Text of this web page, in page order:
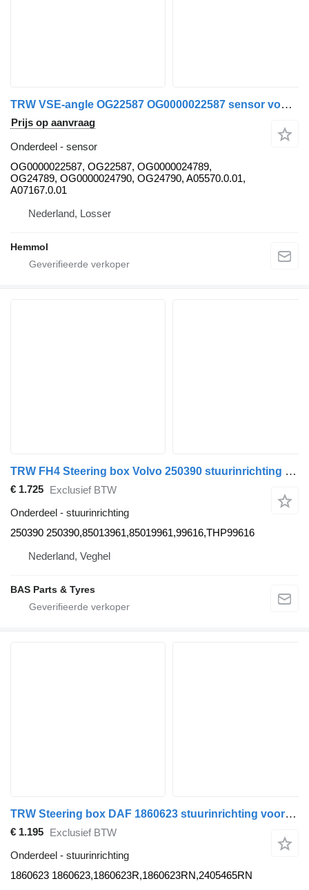
TRW VSE-angle OG22587 OG0000022587 sensor voor GINAF vrachtwagen
Prijs op aanvraag
Onderdeel - sensor
OG0000022587, OG22587, OG0000024789,
OG24789, OG0000024790, OG24790, A05570.0.01,
A07167.0.01
Nederland, Losser
Hemmol
TRW FH4 Steering box Volvo 250390 stuurinrichting voor TRW FH4 vrachtwagen
€ 1.725 Exclusief BTW
Onderdeel - stuurinrichting
250390 250390,85013961,85019961,99616,THP99616
Nederland, Veghel
BAS Parts & Tyres
TRW Steering box DAF 1860623 stuurinrichting voor TRW vrachtwagen
€ 1.195 Exclusief BTW
Onderdeel - stuurinrichting
1860623 1860623,1860623R,1860623RN,2405465RN